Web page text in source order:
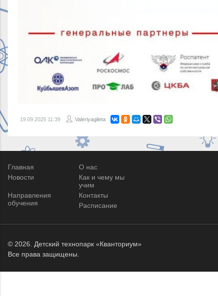
19.09.2025 11:39 Valeriyagileta
Главная
О нас
Новости
Как и чему мы
учим
Направления
обучения
Контакты
Расписание
© 2026. Детский технопарк «Кванториум»
Все права защищены.